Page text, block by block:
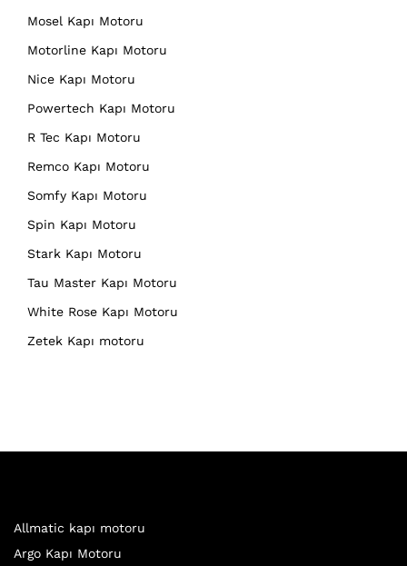
Mosel Kapı Motoru
Motorline Kapı Motoru
Nice Kapı Motoru
Powertech Kapı Motoru
R Tec Kapı Motoru
Remco Kapı Motoru
Somfy Kapı Motoru
Spin Kapı Motoru
Stark Kapı Motoru
Tau Master Kapı Motoru
White Rose Kapı Motoru
Zetek Kapı motoru
Allmatic kapı motoru
Argo Kapı Motoru